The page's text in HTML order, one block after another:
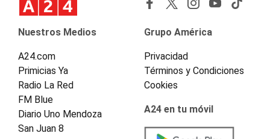
Nuestros Medios
A24.com
Primicias Ya
Radio La Red
FM Blue
Diario Uno Mendoza
San Juan 8
Grupo América
Privacidad
Términos y Condiciones
Cookies
A24 en tu móvil